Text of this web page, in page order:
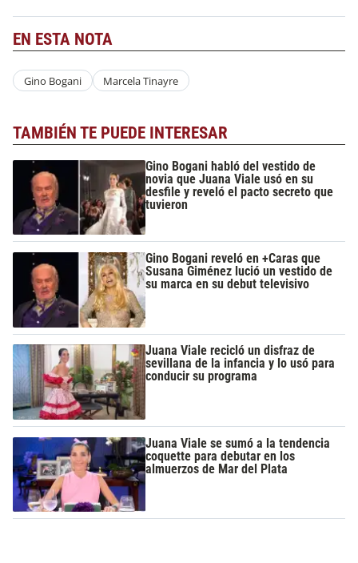
EN ESTA NOTA
Gino Bogani Marcela Tinayre
TAMBIÉN TE PUEDE INTERESAR
Gino Bogani habló del vestido de
novia que Juana Viale usó en su
desfile y reveló el pacto secreto que
tuvieron
Gino Bogani reveló en +Caras que
Susana Giménez lució un vestido de
su marca en su debut televisivo
Juana Viale recicló un disfraz de
sevillana de la infancia y lo usó para
conducir su programa
Juana Viale se sumó a la tendencia
coquette para debutar en los
almuerzos de Mar del Plata